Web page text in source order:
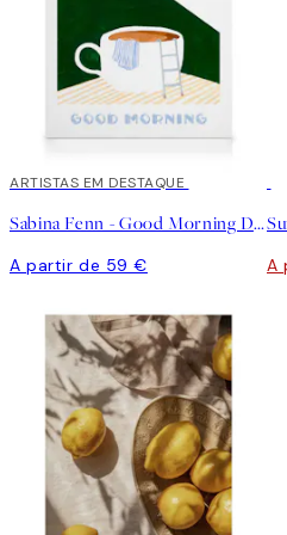
ARTISTAS EM DESTAQUE
Sabina Fenn - Good Morning Dive Tela
A partir de 59 € A